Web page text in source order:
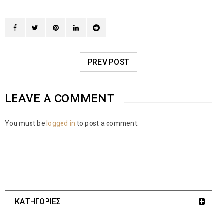
PREV POST
LEAVE A COMMENT
You must be logged in to post a comment.
ΚΑΤΗΓΟΡΙΕΣ